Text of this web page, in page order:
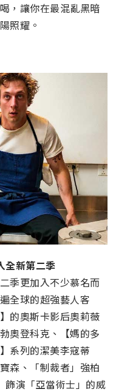
，讓你在最混亂黑暗
照耀。
全新第二季
季更加入不少慕名而
全球的超強藝人客
的奧斯卡影后奧莉薇
奧登科克、【媽的多
系列的潔美李寇蒂
森、「制裁者」強柏
飾演「亞當術士」的威